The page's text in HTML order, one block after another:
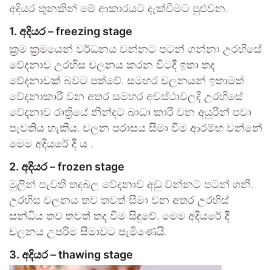
අදියර තුනකින් මේ ආකාරයට දැක්වීමට පුළුවන.
1. අදියර – freezing stage
ක්‍රම ක්‍රමයෙන් වර්ධනය වන්නට පටන් ගන්නා උරහිසේ
වේදනාව උරහිස චලනය කරන විටදී ඉතා තද
වේදනාවක් බවට පත්වේ. සමහර චලනයන් ඉතාමත්
වේදනාකාරී වන අතර සමහර අවස්ථාවලදී උරහිසේ
වේදනාව රාත්‍රියේ නින්දට බාධා කාරී වන අයුරින් පවා
පැවතිය හැකිය. චලන පරාසය සීමා වීම ආරම්භ වන්නේ
මෙම අදියරේ දී ය .
2. අදියර – frozen stage
මුලින් පැවති තදබල වේදනාව අඩු වන්නට පටන් ගනී.
උරහිස චලනය තව තවත් සීමා වන අතර උරහිස්
සන්ධිය තව තවත් තද වීම සිදුවේ. මෙම අදියරේ දී
චලනය උපරිම සීමාවට පැමිණෙයි.
3. අදියර – thawing stage